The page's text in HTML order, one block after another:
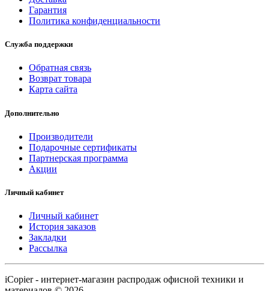
Гарантия
Политика конфиденциальности
Служба поддержки
Обратная связь
Возврат товара
Карта сайта
Дополнительно
Производители
Подарочные сертификаты
Партнерская программа
Акции
Личный кабинет
Личный кабинет
История заказов
Закладки
Рассылка
iCopier - интернет-магазин распродаж офисной техники и